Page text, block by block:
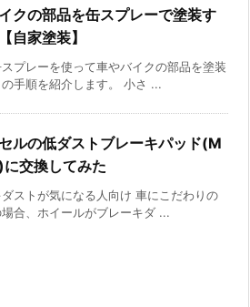
クの部品を缶スプレーで塗装す
自家塗装】
プレーを使って車やバイクの部品を塗装
手順を紹介します。 小さ ...
ルの低ダストブレーキパッド(M
交換してみた
ストが気になる人向け 車にこだわりの
合、ホイールがブレーキダ ...